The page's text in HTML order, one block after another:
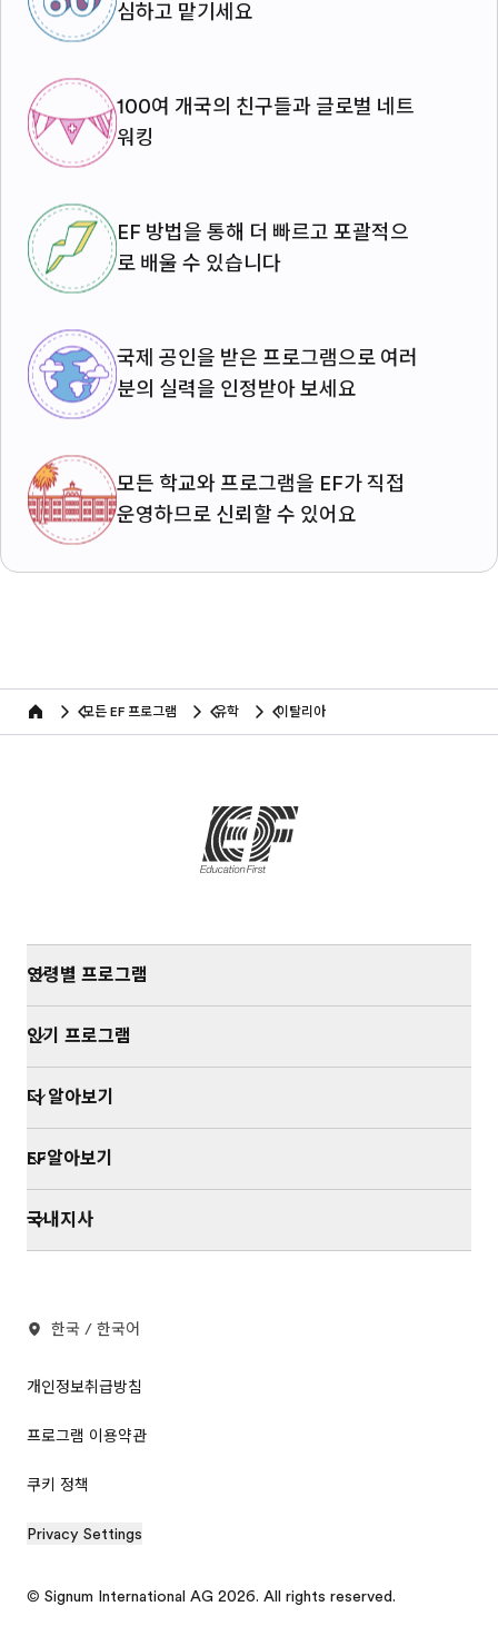
심하고 맡기세요
100여 개국의 친구들과 글로벌 네트
워킹
EF 방법을 통해 더 빠르고 포괄적으
로 배울 수 있습니다
국제 공인을 받은 프로그램으로 여러
분의 실력을 인정받아 보세요
모든 학교와 프로그램을 EF가 직접
운영하므로 신뢰할 수 있어요
home 모든 EF 프로그램 유학 이탈리아
연령별 프로그램
인기 프로그램
더 알아보기
EF알아보기
국내지사
한국 / 한국어
개인정보취급방침
프로그램 이용약관
쿠키 정책
Privacy Settings
© Signum International AG 2026. All rights reserved.